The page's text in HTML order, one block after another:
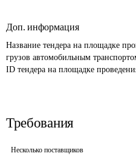
Доп. информация
Название тендера на площадке
грузов автомобильным
ID тендера на площадке
Требования
Несколько поставщиков